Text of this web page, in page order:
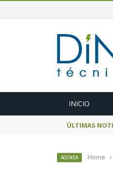
INICIO
ÚLTIMAS
AGENDA Home ›